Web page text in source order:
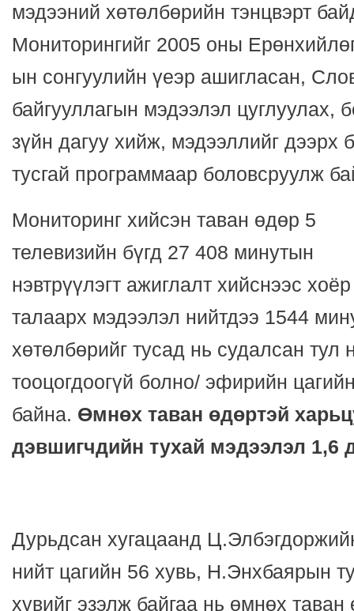
мэдээний хөтөлбөрийн тэнцвэрт
Мониторингийг 2005 оны
ын сонгуулийн үеэр ашигласан,
байгууллагын мэдээлэл цуглуулах,
зүйн дагуу хийж, мэдээллийг дээрх
тусгай программаар боловсруулж
Мониторинг хийсэн таван өдөр 5
телевизийн бүгд 27 408 минутын
нэвтрүүлэгт ажиглалт хийснээс
талаарх мэдээлэл нийтдээ 1544
хөтөлбөрийг тусад нь судалсан тул
тооцогдоогүй болно/ эфирийн
байна. Өмнөх таван өдөртэй
дэвшигчдийн тухай мэдээлэл 1,6
Дурьдсан хугацаанд
нийт цагийн 56 хувь, Н.Энхбаярын
хувийг эзэлж байгаа нь өмнөх таван